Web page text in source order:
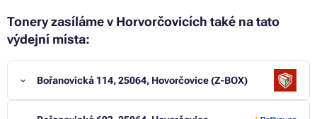
Tonery zasíláme v Horvorčovicích také na tato
výdejní místa:
Bořanovická 114, 25064, Hovorčovice (Z-BOX)